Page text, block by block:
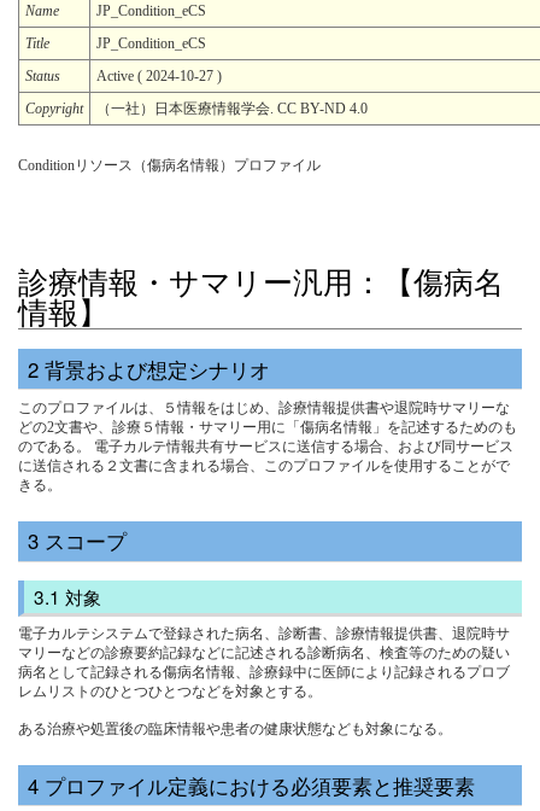
Name
JP_Condition_eCS
Title
JP_Condition_eCS
Status
Active ( 2024-10-27 )
Copyright
（一社）日本医療情報学会. CC BY-ND 4.0
Conditionリソース（傷病名情報）プロファイル
診療情報・サマリー汎用：【傷病名
情報】
背景および想定シナリオ
このプロファイルは、５情報をはじめ、診療情報提供書や退院時サマリーな
どの2文書や、診療５情報・サマリー用に「傷病名情報」を記述するためのも
のである。 電子カルテ情報共有サービスに送信する場合、および同サービス
に送信される２文書に含まれる場合、このプロファイルを使用することがで
きる。
スコープ
対象
電子カルテシステムで登録された病名、診断書、診療情報提供書、退院時サ
マリーなどの診療要約記録などに記述される診断病名、検査等のための疑い
病名として記録される傷病名情報、診療録中に医師により記録されるプロブ
レムリストのひとつひとつなどを対象とする。
ある治療や処置後の臨床情報や患者の健康状態なども対象になる。
プロファイル定義における必須要素と推奨要素